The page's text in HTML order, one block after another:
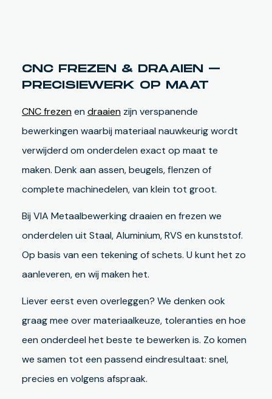
CNC FREZEN & DRAAIEN –
PRECISIEWERK OP MAAT
CNC frezenendraaienzijn verspanende
bewerkingen waarbij materiaal nauwkeurig wordt
verwijderd om onderdelen exact op maat te
maken. Denk aan assen, beugels, flenzen of
complete machinedelen, van klein tot groot.
Bij VIA Metaalbewerking draaien en frezen we
onderdelen uit Staal, Aluminium, RVS en kunststof.
Op basis van een tekening of schets. U kunt het zo
aanleveren, en wij maken het.
Liever eerst even overleggen? We denken ook
graag mee over materiaalkeuze, toleranties en hoe
een onderdeel het beste te bewerken is. Zo komen
we samen tot een passend eindresultaat: snel,
precies en volgens afspraak.